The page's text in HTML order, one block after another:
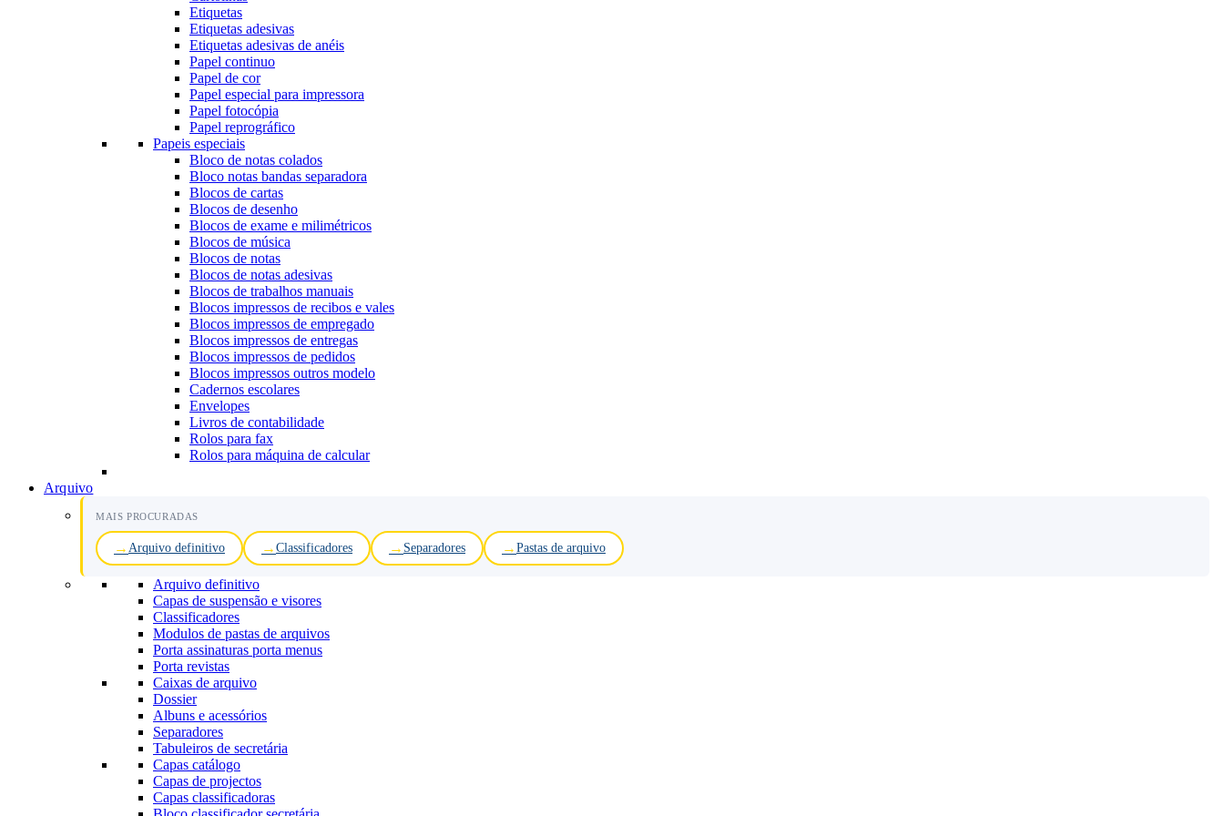
Etiquetas
Etiquetas adesivas
Etiquetas adesivas de anéis
Papel continuo
Papel de cor
Papel especial para impressora
Papel fotocópia
Papel reprográfico
Papeis especiais
Bloco de notas colados
Bloco notas bandas separadora
Blocos de cartas
Blocos de desenho
Blocos de exame e milimétricos
Blocos de música
Blocos de notas
Blocos de notas adesivas
Blocos de trabalhos manuais
Blocos impressos de recibos e vales
Blocos impressos de empregado
Blocos impressos de entregas
Blocos impressos de pedidos
Blocos impressos outros modelo
Cadernos escolares
Envelopes
Livros de contabilidade
Rolos para fax
Rolos para máquina de calcular
Arquivo
MAIS PROCURADAS
Arquivo definitivo Classificadores Separadores Pastas de arquivo
Arquivo definitivo
Capas de suspensão e visores
Classificadores
Modulos de pastas de arquivos
Porta assinaturas porta menus
Porta revistas
Caixas de arquivo
Dossier
Albuns e acessórios
Separadores
Tabuleiros de secretária
Capas catálogo
Capas de projectos
Capas classificadoras